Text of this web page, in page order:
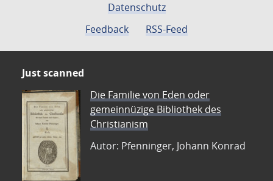
Datenschutz
Feedback
RSS-Feed
Just scanned
Die Familie von Eden oder
gemeinnüzige Bibliothek des
Christianism
Autor: Pfenninger, Johann Konrad